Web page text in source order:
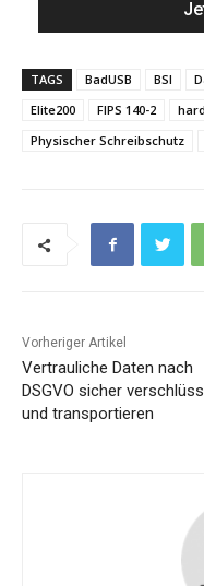
TAGS BadUSB BSI
Elite200
FIPS 140-2
Physischer Schreibschutz
Vorheriger Artikel
Vertrauliche Daten nach
DSGVO sicher
und transportieren